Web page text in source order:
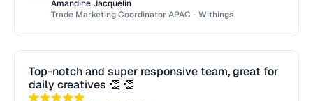
Amandine Jacquelin
Trade Marketing Coordinator APAC - Withings
Top-notch and super responsive team, great for
daily creatives 👏 👏